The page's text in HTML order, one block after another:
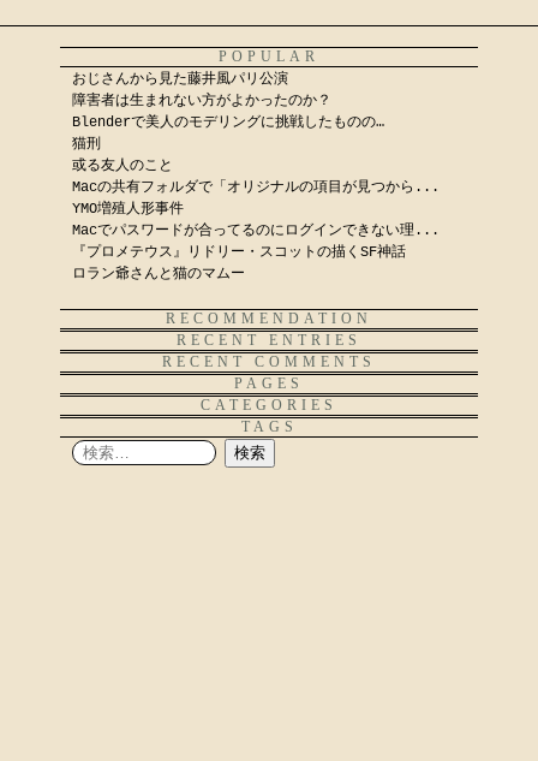
POPULAR
おじさんから見た藤井風パリ公演
障害者は生まれない方がよかったのか？
Blenderで美人のモデリングに挑戦したものの…
猫刑
或る友人のこと
Macの共有フォルダで「オリジナルの項目が見つから...
YMO増殖人形事件
Macでパスワードが合ってるのにログインできない理...
『プロメテウス』リドリー・スコットの描くSF神話
ロラン爺さんと猫のマムー
RECOMMENDATION
RECENT ENTRIES
RECENT COMMENTS
PAGES
CATEGORIES
TAGS